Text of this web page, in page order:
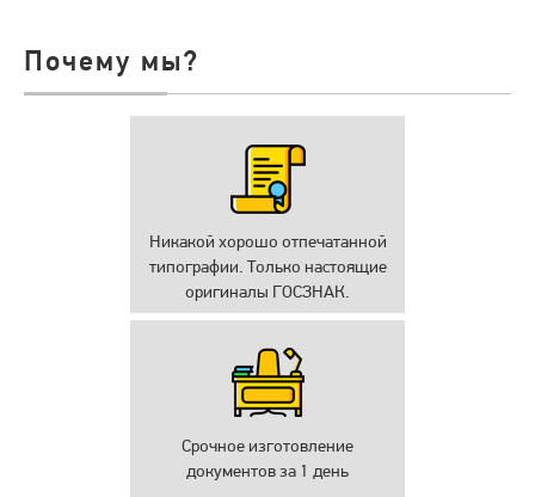
Почему мы?
Никакой хорошо отпечатанной
типографии. Только настоящие
оригиналы ГОСЗНАК.
Срочное изготовление
документов за 1 день